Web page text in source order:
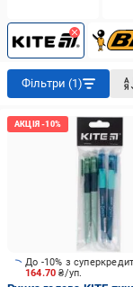
Фільтри (1)
164.70₴/уп.